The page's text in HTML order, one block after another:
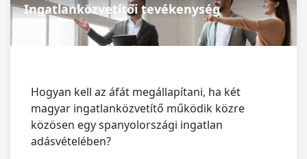
Ingatlanközvetítői tevékenység
Hogyan kell az áfát megállapítani, ha két
magyar ingatlanközvetítő működik közre
közösen egy spanyolországi ingatlan
adásvételében?